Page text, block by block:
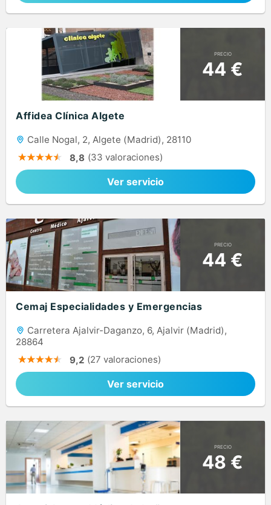
PRECIO
44 €
Affidea Clínica Algete
Calle Nogal, 2, Algete (Madrid), 28110
8,8 (33 valoraciones)
Ver servicio
PRECIO
44 €
Cemaj Especialidades y Emergencias
Carretera Ajalvir-Daganzo, 6, Ajalvir (Madrid),
28864
9,2 (27 valoraciones)
Ver servicio
PRECIO
48 €